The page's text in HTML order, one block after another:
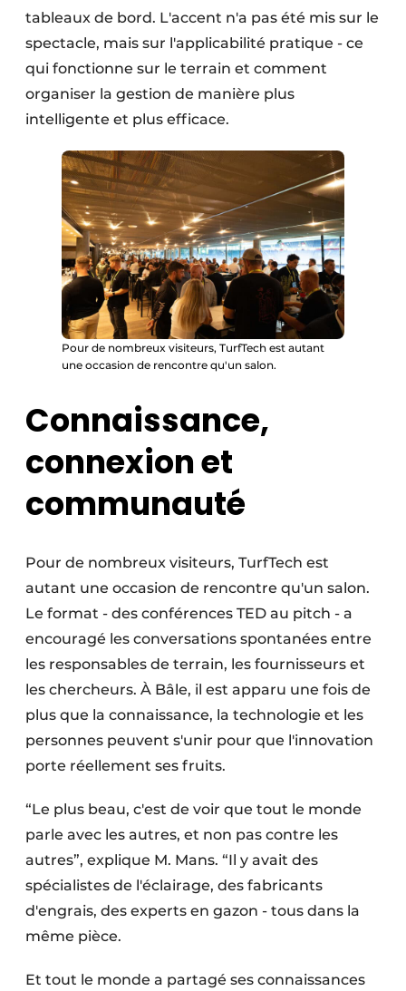
tableaux de bord. L'accent n'a pas été mis sur le
spectacle, mais sur l'applicabilité pratique - ce
qui fonctionne sur le terrain et comment
organiser la gestion de manière plus
intelligente et plus efficace.
Pour de nombreux visiteurs, TurfTech est autant
une occasion de rencontre qu'un salon.
Connaissance,
connexion et
communauté
Pour de nombreux visiteurs, TurfTech est
autant une occasion de rencontre qu'un salon.
Le format - des conférences TED au pitch - a
encouragé les conversations spontanées entre
les responsables de terrain, les fournisseurs et
les chercheurs. À Bâle, il est apparu une fois de
plus que la connaissance, la technologie et les
personnes peuvent s'unir pour que l'innovation
porte réellement ses fruits.
“Le plus beau, c'est de voir que tout le monde
parle avec les autres, et non pas contre les
autres”, explique M. Mans. “Il y avait des
spécialistes de l'éclairage, des fabricants
d'engrais, des experts en gazon - tous dans la
même pièce.
Et tout le monde a partagé ses connaissances